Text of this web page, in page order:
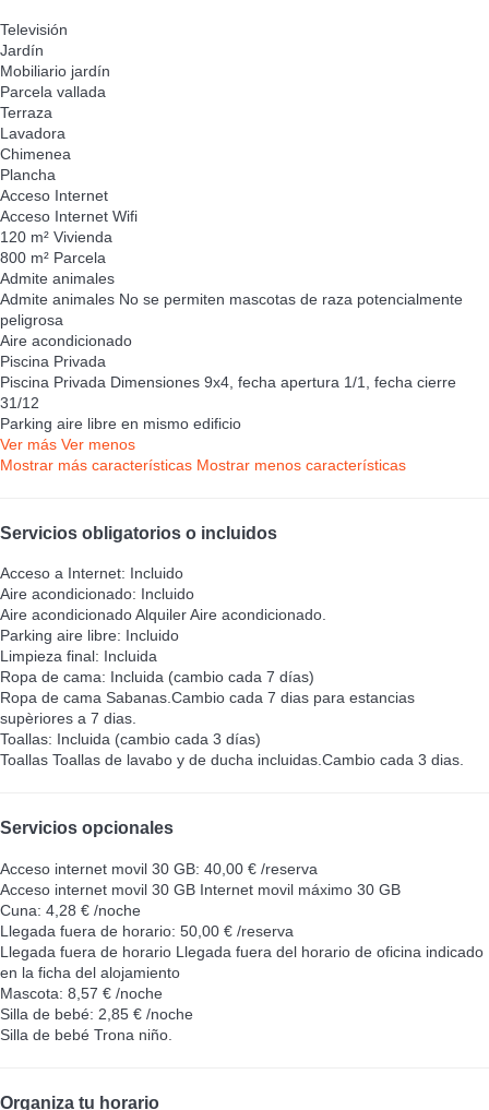
Televisión
Jardín
Mobiliario jardín
Parcela vallada
Terraza
Lavadora
Chimenea
Plancha
Acceso Internet
Acceso Internet Wifi
120 m² Vivienda
800 m² Parcela
Admite animales
Admite animales No se permiten mascotas de raza potencialmente
peligrosa
Aire acondicionado
Piscina Privada
Piscina Privada Dimensiones 9x4, fecha apertura 1/1, fecha cierre
31/12
Parking aire libre en mismo edificio
Ver más Ver menos
Mostrar más características Mostrar menos características
Servicios obligatorios o incluidos
Acceso a Internet: Incluido
Aire acondicionado: Incluido
Aire acondicionadoAlquiler Aire acondicionado.
Parking aire libre: Incluido
Limpieza final: Incluida
Ropa de cama: Incluida (cambio cada 7 días)
Ropa de cama Sabanas.Cambio cada 7 dias para estancias
supèriores a 7 dias.
Toallas: Incluida (cambio cada 3 días)
Toallas Toallas de lavabo y de ducha incluidas.Cambio cada 3 dias.
Servicios opcionales
Acceso internet movil 30 GB: 40,00 € /reserva
Acceso internet movil 30 GB Internet movil máximo 30 GB
Cuna: 4,28 € /noche
Llegada fuera de horario: 50,00 € /reserva
Llegada fuera de horario Llegada fuera del horario de oficina indicado
en la ficha del alojamiento
Mascota: 8,57 € /noche
Silla de bebé: 2,85 € /noche
Silla de bebé Trona niño.
Organiza tu horario